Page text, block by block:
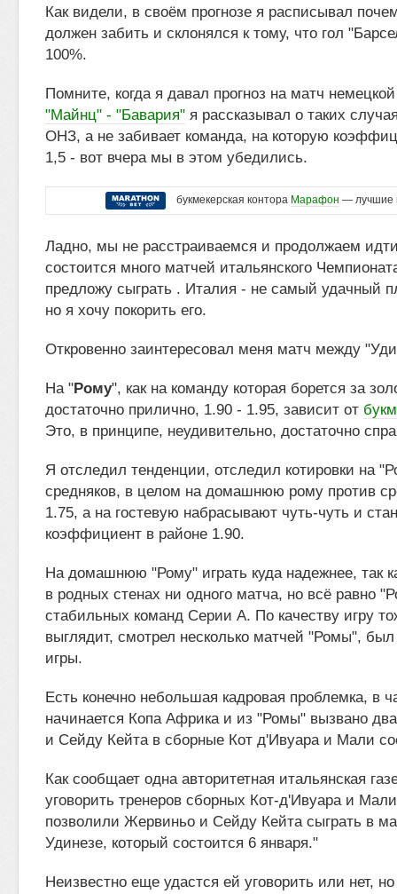
Как видели, в своём прогнозе я расписывал
должен забить и склонялся к тому, что гол
100%.
Помните, когда я давал прогноз на матч
"Майнц" - "Бавария" я рассказывал о таких
ОНЗ, а не забивает команда, на которую
1,5 - вот вчера мы в этом убедились.
букмекерская контора Марафон — лучшие
Ладно, мы не расстраиваемся и продолжаем
состоится много матчей итальянского
предложу сыграть . Италия - не самый удачный
но я хочу покорить его.
Откровенно заинтересовал меня матч между
На "Рому", как на команду которая борется за
достаточно прилично, 1.90 - 1.95, зависит от
Это, в принципе, неудивительно, достаточно
Я отследил тенденции, отследил котировки на
средняков, в целом на домашнюю рому против
1.75, а на гостевую набрасывают чуть-чуть и
коэффициент в районе 1.90.
На домашнюю "Рому" играть куда надежнее, так
в родных стенах ни одного матча, но всё равно
стабильных команд Серии А. По качеству игру
выглядит, смотрел несколько матчей "Ромы", был
игры.
Есть конечно небольшая кадровая проблемка, в
начинается Копа Африка и из "Ромы" вызвано
и Сейду Кейта в сборные Кот д'Ивуара и Мали
Как сообщает одна авторитетная итальянская
уговорить тренеров сборных Кот-д'Ивуара и
позволили Жервиньо и Сейду Кейта сыграть в
Удинезе, который состоится 6 января."
Неизвестно еще удастся ей уговорить или нет,